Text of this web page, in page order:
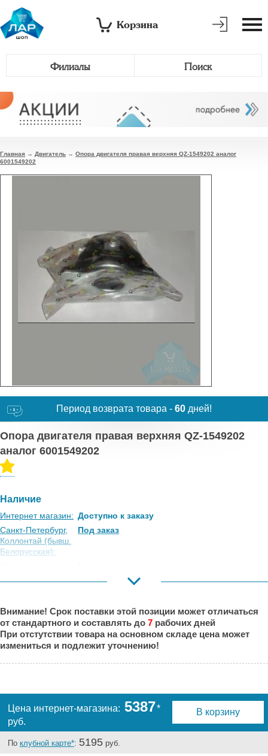
Корзина
Филиалы Поиск
Главная → Двигатель → Опора двигателя правая верхняя QZ-1549202 аналог
6001549202
Период возврата товара - 60 дней!
Опора двигателя правая верхняя QZ-1549202
аналог 6001549202
Наличие
Интернет магазин: Доступно к заказу
Санкт-Петербург,
Коллонтай (бывш.
Белорусская):
Под заказ
Порт:
Великий Новгород: Под заказ
Краснодар:
Под заказ
Челябинск:
Под заказ
Внимание! Срок поставки этой позиции может отличаться
от стандартного и составлять до 7 рабочих дней
При отстутствии товара на основном складе цена может
измениться и подлежит уточнению!
Цена интернет-магазина: 5387*
руб.
В корзину
По клубной карте*: 5195 руб.